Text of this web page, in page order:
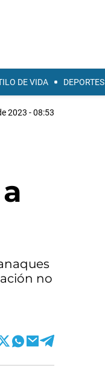
DE VIDA DEPORTES
2023 - 08:53
no